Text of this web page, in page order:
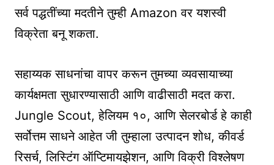
सर्व पद्धतींच्या मदतीने तुम्ही Amazon वर यशस्वी
विक्रेता बनू शकता.
सहाय्यक साधनांचा वापर करून तुमच्या व्यवसायाच्या
कार्यक्षमता सुधारण्यासाठी आणि वाढीसाठी मदत करा.
Jungle Scout, हेलियम १०, आणि सेलरबोर्ड हे काही
सर्वोत्तम साधने आहेत जी तुम्हाला उत्पादन शोध, कीवर्ड
रिसर्च, लिस्टिंग ऑप्टिमायझेशन, आणि विक्री विश्लेषण